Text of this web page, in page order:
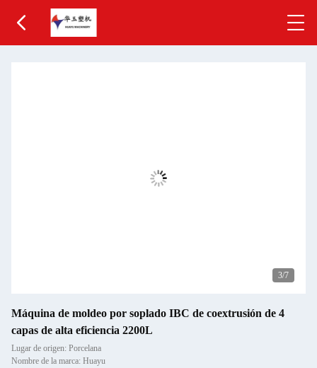
3/7
Máquina de moldeo por soplado IBC de coextrusión de 4
capas de alta eficiencia 2200L
Lugar de origen: Porcelana
Nombre de la marca: Huayu